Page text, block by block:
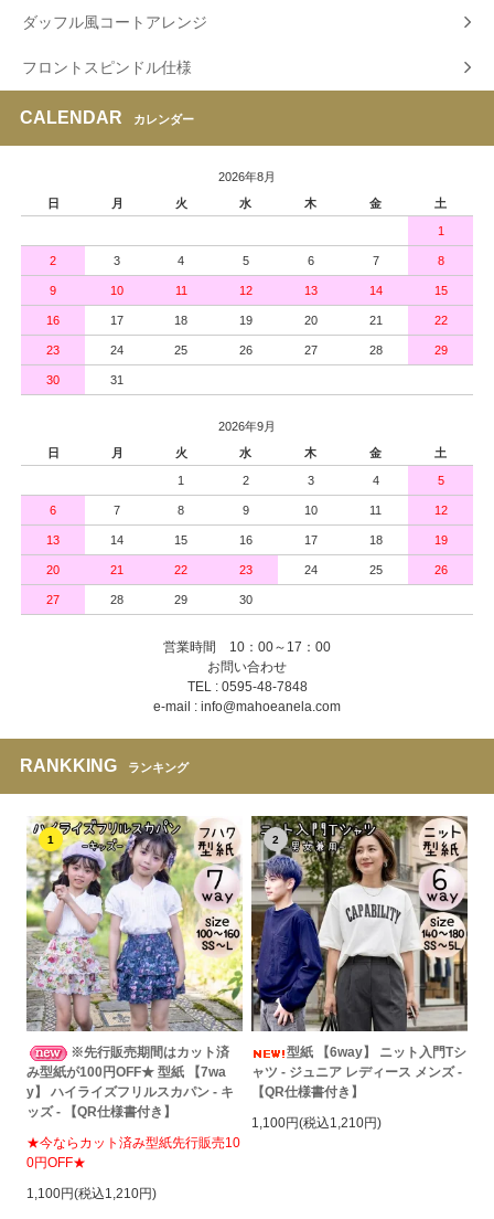
ダッフル風コートアレンジ
フロントスピンドル仕様
CALENDAR カレンダー
2026年8月
日
月 火 水 木 金 土
1
2 3 4 5 6 7 8
9 10 11 12 13 14 15
16 17 18 19 20 21 22
23 24 25 26 27 28 29
30 31
2026年9月
日
月 火 水 木 金 土
1 2 3 4 5
6 7 8 9 10 11 12
13 14 15 16 17 18 19
20 21 22 23 24 25 26
27 28 29 30
営業時間 10：00～17：00
お問い合わせ
TEL : 0595-48-7848
e-mail : info@mahoeanela.com
RANKKING ランキング
1
※先行販売期間はカット済
み型紙が100円OFF★ 型紙 【7wa
y】 ハイライズフリルスカパン - キ
ッズ - 【QR仕様書付き】
★今ならカット済み型紙先行販売10
0円OFF★
1,100円(税込1,210円)
2
型紙 【6way】 ニット入門Tシ
ャツ - ジュニア レディース メンズ -
【QR仕様書付き】
1,100円(税込1,210円)